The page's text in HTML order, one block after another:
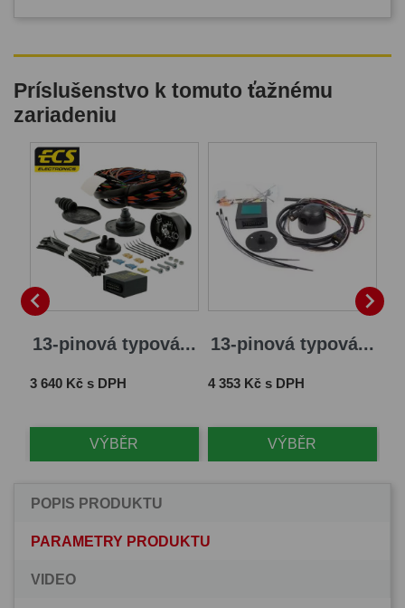
Príslušenstvo k tomuto ťažnému
zariadeniu

13-pinová typová...
Cena
3 640 Kč s DPH
VÝBĚR
13-pinová typová...
Cena
4 353 Kč s DPH
VÝBĚR

POPIS PRODUKTU
PARAMETRY PRODUKTU
VIDEO